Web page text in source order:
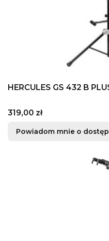
HERCULES GS 432 B
Cena
319,00 zł
Powiadom mnie o